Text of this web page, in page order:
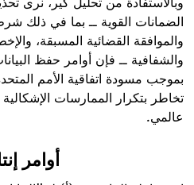
الضمانات القوية ــ بما في ذلك
والموافقة القضائية المسبقة،
والشفافية ــ فإن أوامر حفظ
بموجب مسودة اتفاقية الأمم
تخاطر بتكرار الممارسات
عالمي.
أوامر